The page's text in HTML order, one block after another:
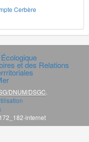
Cerbère
et des Relations
DNUM/DSGC.
internet